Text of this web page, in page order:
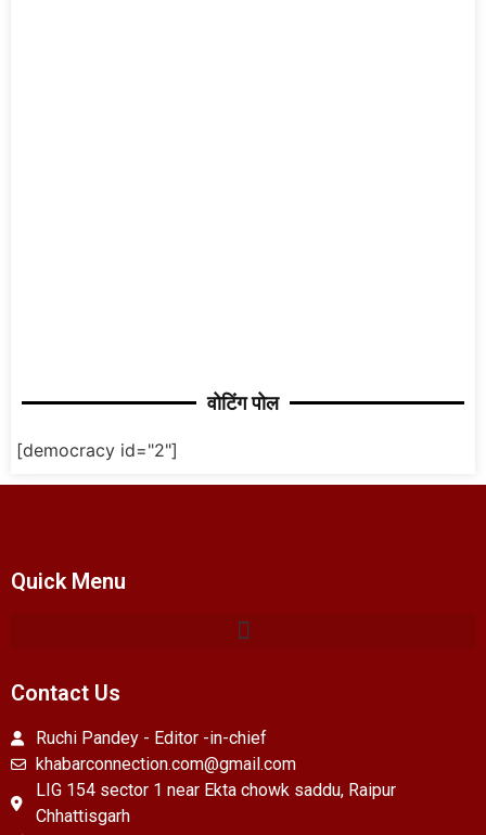
वोटिंग पोल
[democracy id="2"]
Quick Menu
Contact Us
Ruchi Pandey - Editor -in-chief
khabarconnection.com@gmail.com
LIG 154 sector 1 near Ekta chowk saddu, Raipur
Chhattisgarh